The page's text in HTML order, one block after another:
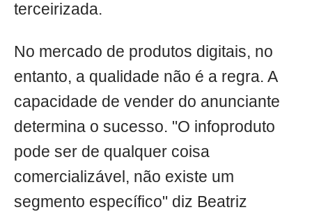
terceirizada.
No mercado de produtos digitais, no
entanto, a qualidade não é a regra. A
capacidade de vender do anunciante
determina o sucesso. "O infoproduto
pode ser de qualquer coisa
comercializável, não existe um
segmento específico" diz Beatriz